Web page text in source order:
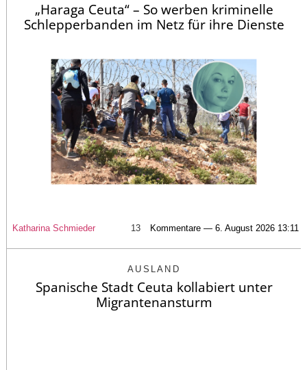
„Haraga Ceuta“ – So werben kriminelle
Schlepperbanden im Netz für ihre Dienste
Katharina Schmieder 13 Kommentare — 6. August 2026 13:11
AUSLAND
Spanische Stadt Ceuta kollabiert unter
Migrantenansturm